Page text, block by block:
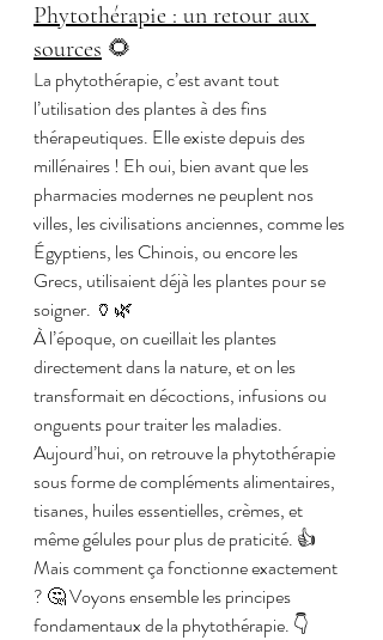
Phytothérapie : un retour aux
sources 🌻
La phytothérapie, c’est avant tout
l’utilisation des plantes à des fins
thérapeutiques. Elle existe depuis des
millénaires ! Eh oui, bien avant que les
pharmacies modernes ne peuplent nos
villes, les civilisations anciennes, comme les
Égyptiens, les Chinois, ou encore les
Grecs, utilisaient déjà les plantes pour se
soigner. 🏺🌿
À l’époque, on cueillait les plantes
directement dans la nature, et on les
transformait en décoctions, infusions ou
onguents pour traiter les maladies.
Aujourd’hui, on retrouve la phytothérapie
sous forme de compléments alimentaires,
tisanes, huiles essentielles, crèmes, et
même gélules pour plus de praticité. 👍
Mais comment ça fonctionne exactement
? 🤔 Voyons ensemble les principes
fondamentaux de la phytothérapie. 👇